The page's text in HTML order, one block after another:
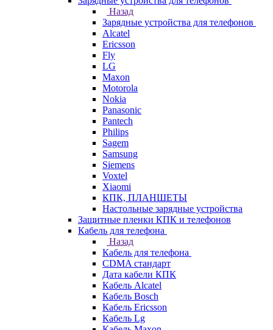
Назад
Зарядные устройства для телефонов
Alcatel
Ericsson
Fly
LG
Maxon
Motorola
Nokia
Panasonic
Pantech
Philips
Sagem
Samsung
Siemens
Voxtel
Xiaomi
КПК, ПЛАНШЕТЫ
Настольные зарядные устройства
Защитные пленки КПК и телефонов
Кабель для телефона
Назад
Кабель для телефона
CDMA стандарт
Дата кабели КПК
Кабель Alcatel
Кабель Bosch
Кабель Ericsson
Кабель Lg